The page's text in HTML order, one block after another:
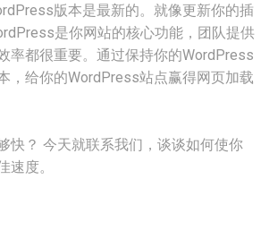
版本是最新的。就像更新你的插
是你网站的核心功能，团队提供
率都很重要。通过保持你的WordPress
，给你的WordPress站点赢得网页加载
快？ 今天就联系我们，谈谈如何使你
速度。